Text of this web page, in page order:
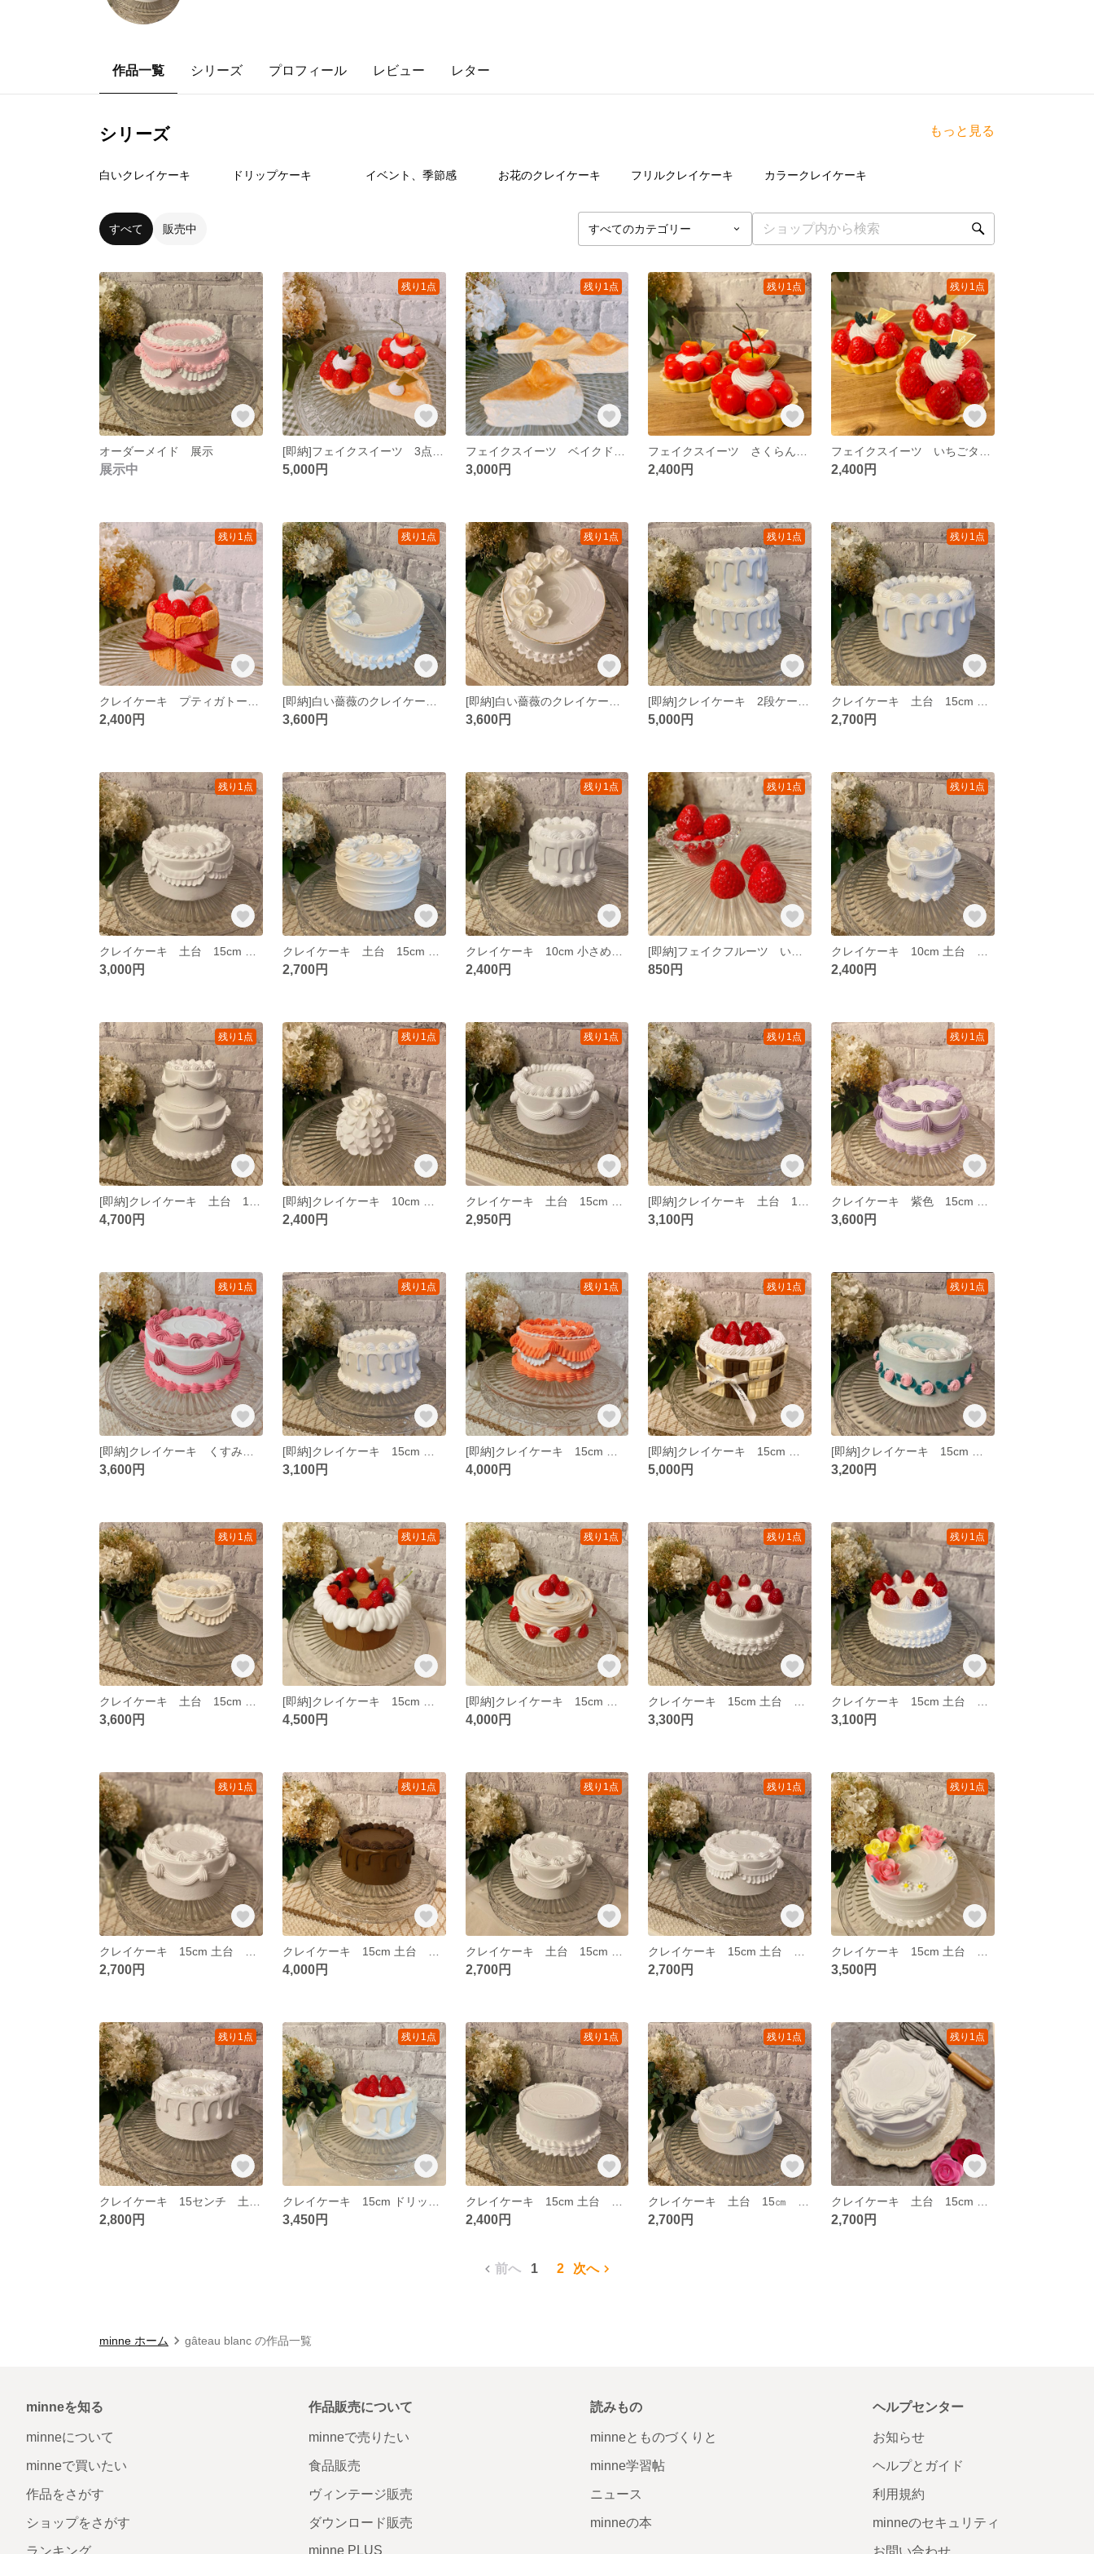
作品一覧 シリーズ プロフィール レビュー レター
シリーズ もっと見る
白いクレイケーキ ドリップケーキ イベント、季節感 お花のクレイケーキ フリルクレイケーキ カラークレイケーキ
すべて 販売中
オーダーメイド 展示
展示中
残り1点
5,000円
残り1点
3,000円
残り1点
2,400円
残り1点
2,400円
残り1点
2,400円
残り1点
3,600円
残り1点
3,600円
残り1点
5,000円
残り1点
2,700円
残り1点
3,000円 2,700円
残り1点
2,400円
残り1点
850円
残り1点
2,400円
残り1点
4,700円
残り1点
2,400円
残り1点
2,950円
残り1点
3,100円
残り1点
3,600円
残り1点
3,600円
残り1点
3,100円
残り1点
4,000円
残り1点
5,000円
残り1点
3,200円
残り1点
3,600円
残り1点
4,500円
残り1点
4,000円
残り1点
3,300円
残り1点
3,100円
残り1点
2,700円
残り1点
4,000円
残り1点
2,700円
残り1点
2,700円
残り1点
3,500円
残り1点
2,800円
残り1点
3,450円
残り1点
2,400円
残り1点
2,700円
残り1点
2,700円
前へ 1 2 次へ
minne ホーム gâteau blanc の作品一覧
minneを知る
minneについて
minneで買いたい
作品をさがす
ショップをさがす
ランキング
作品販売について
minneで売りたい
食品販売
ヴィンテージ販売
ダウンロード販売
minne PLUS
読みもの
minneとものづくりと
minne学習帖
ニュース
minneの本
ヘルプセンター
お知らせ
ヘルプとガイド
利用規約
minneのセキュリティ
お問い合わせ